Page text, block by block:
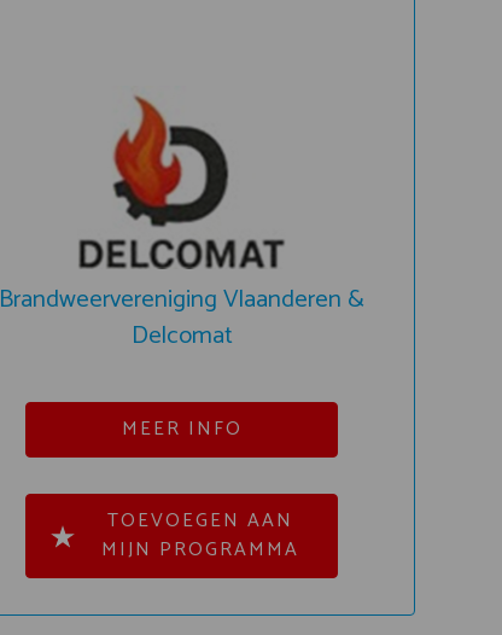
Brandweervereniging Vlaanderen &
Delcomat
MEER INFO
TOEVOEGEN AAN
MIJN PROGRAMMA